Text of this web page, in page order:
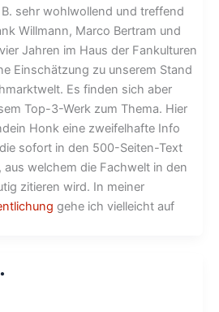
sehr wohlwollend und treffend
Willmann, Marco Bertram und
Jahren im Haus der Fankulturen
Einschätzung zu unserem Stand
Es finden sich aber
Top-3-Werk zum Thema. Hier
Honk eine zweifelhafte Info
sofort in den 500-Seiten-Text
welchem die Fachwelt in den
zitieren wird. In meiner
gehe ich vielleicht auf